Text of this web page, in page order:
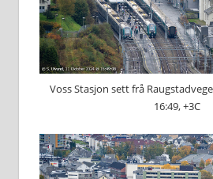
Voss Stasjon sett frå
16:49, +3C